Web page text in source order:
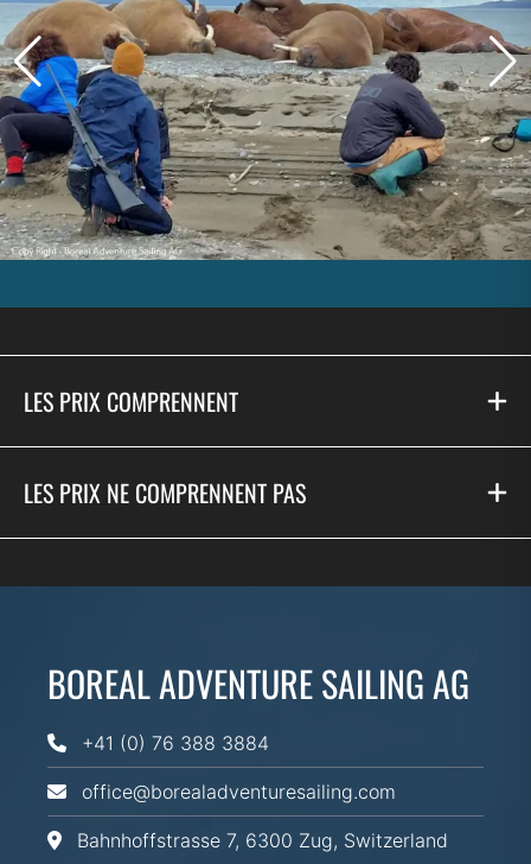
LES PRIX COMPRENNENT
LES PRIX NE COMPRENNENT PAS
BOREAL ADVENTURE SAILING AG
+41 (0) 76 388 3884
office@borealadventuresailing.com
Bahnhoffstrasse 7, 6300 Zug, Switzerland